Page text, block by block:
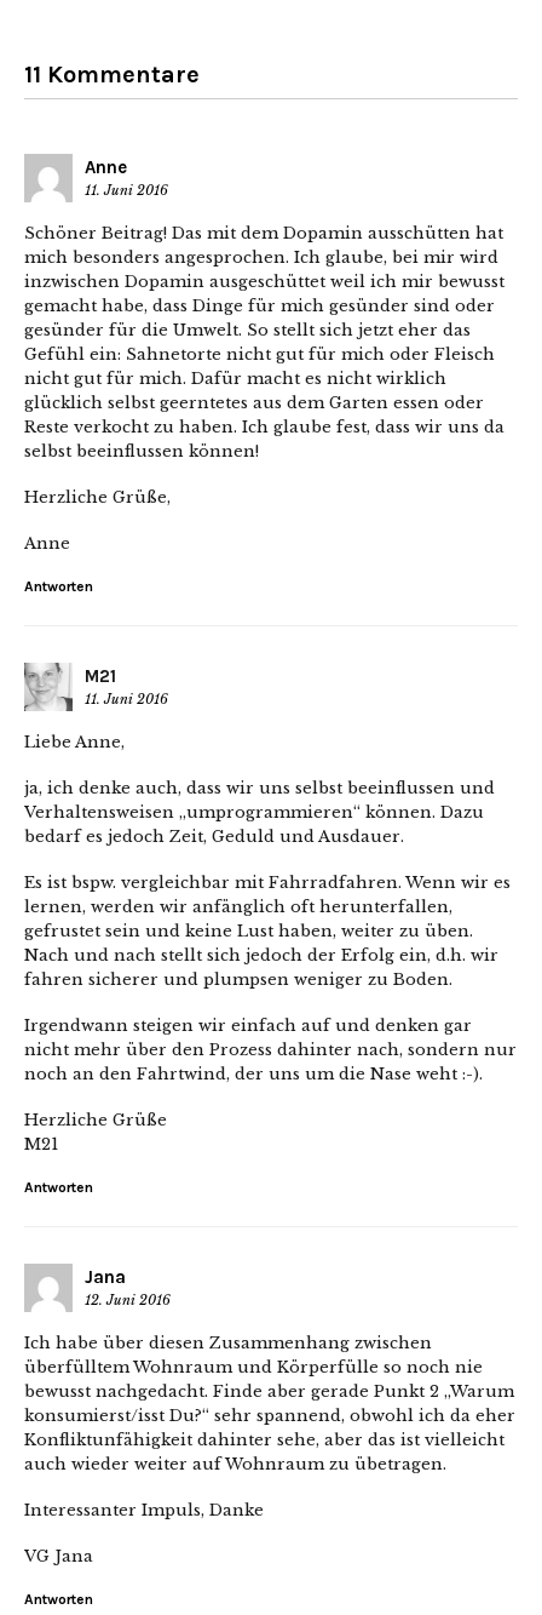
11 Kommentare
Anne
11. Juni 2016
Schöner Beitrag! Das mit dem Dopamin ausschütten hat
mich besonders angesprochen. Ich glaube, bei mir wird
inzwischen Dopamin ausgeschüttet weil ich mir bewusst
gemacht habe, dass Dinge für mich gesünder sind oder
gesünder für die Umwelt. So stellt sich jetzt eher das
Gefühl ein: Sahnetorte nicht gut für mich oder Fleisch
nicht gut für mich. Dafür macht es nicht wirklich
glücklich selbst geerntetes aus dem Garten essen oder
Reste verkocht zu haben. Ich glaube fest, dass wir uns da
selbst beeinflussen können!
Herzliche Grüße,
Anne
Antworten
M21
11. Juni 2016
Liebe Anne,
ja, ich denke auch, dass wir uns selbst beeinflussen und
Verhaltensweisen „umprogrammieren“ können. Dazu
bedarf es jedoch Zeit, Geduld und Ausdauer.
Es ist bspw. vergleichbar mit Fahrradfahren. Wenn wir es
lernen, werden wir anfänglich oft herunterfallen,
gefrustet sein und keine Lust haben, weiter zu üben.
Nach und nach stellt sich jedoch der Erfolg ein, d.h. wir
fahren sicherer und plumpsen weniger zu Boden.
Irgendwann steigen wir einfach auf und denken gar
nicht mehr über den Prozess dahinter nach, sondern nur
noch an den Fahrtwind, der uns um die Nase weht :-).
Herzliche Grüße
M21
Antworten
Jana
12. Juni 2016
Ich habe über diesen Zusammenhang zwischen
überfülltem Wohnraum und Körperfülle so noch nie
bewusst nachgedacht. Finde aber gerade Punkt 2 „Warum
konsumierst/isst Du?“ sehr spannend, obwohl ich da eher
Konfliktunfähigkeit dahinter sehe, aber das ist vielleicht
auch wieder weiter auf Wohnraum zu übetragen.
Interessanter Impuls, Danke
VG Jana
Antworten